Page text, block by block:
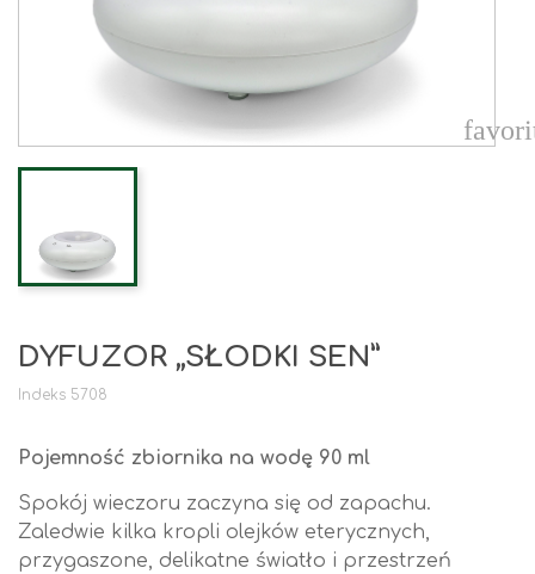
DYFUZOR „SŁODKI SEN”
Indeks 5708
Pojemność zbiornika na wodę 90 ml
Spokój wieczoru zaczyna się od zapachu.
Zaledwie kilka kropli olejków eterycznych,
przygaszone, delikatne światło i przestrzeń